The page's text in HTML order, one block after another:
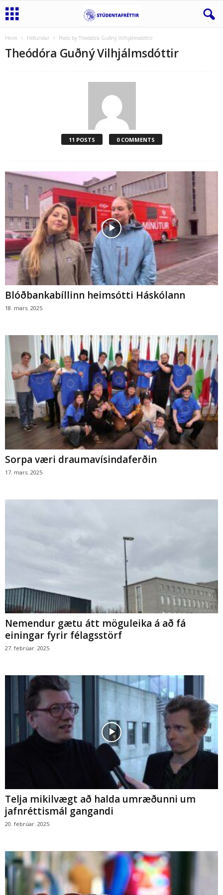
Heim Höfundar Posts by Theódóra Guðný Vilhjálmsdóttir
Theódóra Guðný Vilhjálmsdóttir
11 POSTS 0 COMMENTS
Blóðbankabíllinn heimsótti Háskólann
18. mars. 2025
Sorpa væri draumavísindaferðin
17. mars. 2025
Nemendur gætu átt möguleika á að fá
einingar fyrir félagsstörf
27. febrúar. 2025
Telja mikilvægt að halda umræðunni um
jafnréttismál gangandi
20. febrúar. 2025